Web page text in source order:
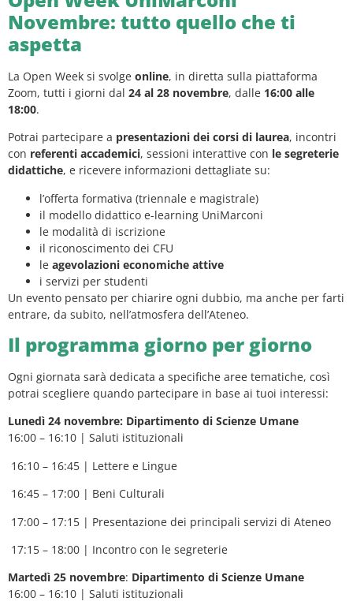
Novembre: tutto quello che ti
aspetta
La Open Week si svolge online, in diretta sulla piattaforma
Zoom, tutti i giorni dal 24 al 28 novembre, dalle 16:00 alle
18:00.
Potrai partecipare a presentazioni dei corsi di laurea, incontri
con referenti accademici, sessioni interattive con le segreterie
didattiche, e ricevere informazioni dettagliate su:
l’offerta formativa (triennale e magistrale)
il modello didattico e-learning UniMarconi
le modalità di iscrizione
il riconoscimento dei CFU
le agevolazioni economiche attive
i servizi per studenti
Un evento pensato per chiarire ogni dubbio, ma anche per farti
entrare, da subito, nell’atmosfera dell’Ateneo.
Il programma giorno per giorno
Ogni giornata sarà dedicata a specifiche aree tematiche, così
potrai scegliere quando partecipare in base ai tuoi interessi:
Lunedì 24 novembre: Dipartimento di Scienze Umane
16:00 – 16:10 | Saluti istituzionali
16:10 – 16:45 | Lettere e Lingue
16:45 – 17:00 | Beni Culturali
17:00 – 17:15 | Presentazione dei principali servizi di Ateneo
17:15 – 18:00 | Incontro con le segreterie
Martedì 25 novembre: Dipartimento di Scienze Umane
16:00 – 16:10 | Saluti istituzionali